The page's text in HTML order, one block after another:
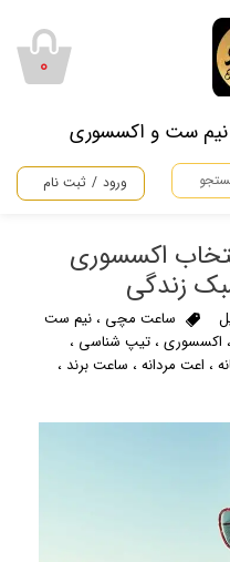
نیم ست و اکسسوری
ورود / ثبت نام
۰
اکسسوری
زندگی
ساعت مچی ، نیم ست
، اکسسوری، تیپ شناسی ،
، اعت مردانه، ساعت برند ،